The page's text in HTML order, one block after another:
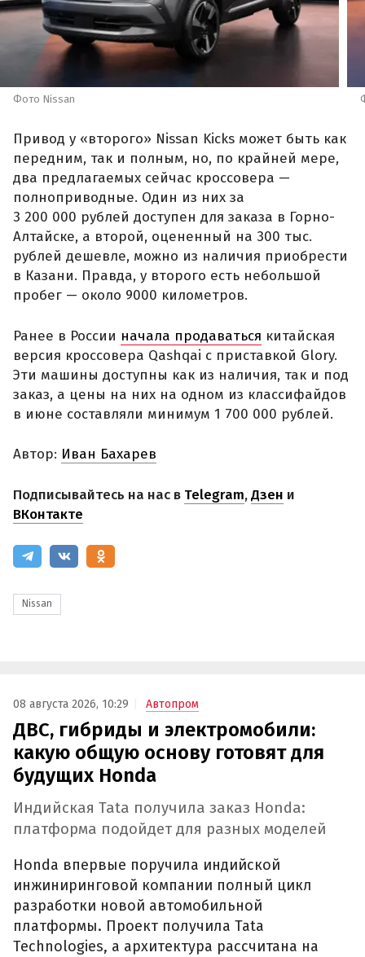
Фото Nissan
Привод у «второго» Nissan Kicks может быть как
передним, так и полным, но, по крайней мере,
два предлагаемых сейчас кроссовера —
полноприводные. Один из них за
3 200 000 рублей доступен для заказа в Горно-
Алтайске, а второй, оцененный на 300 тыс.
рублей дешевле, можно из наличия приобрести
в Казани. Правда, у второго есть небольшой
пробег — около 9000 километров.
Ранее в России начала продаваться китайская
версия кроссовера Qashqai с приставкой Glory.
Эти машины доступны как из наличия, так и под
заказ, а цены на них на одном из классифайдов
в июне составляли минимум 1 700 000 рублей.
Автор: Иван Бахарев
Подписывайтесь на нас в Telegram,Дзен и
ВКонтакте
Nissan
08 августа 2026, 10:29 Автопром
ДВС, гибриды и электромобили:
какую общую основу готовят для
будущих Honda
Индийская Tata получила заказ Honda:
платформа подойдет для разных моделей
Honda впервые поручила индийской
инжиниринговой компании полный цикл
разработки новой автомобильной
платформы. Проект получила Tata
Technologies, а архитектура рассчитана на